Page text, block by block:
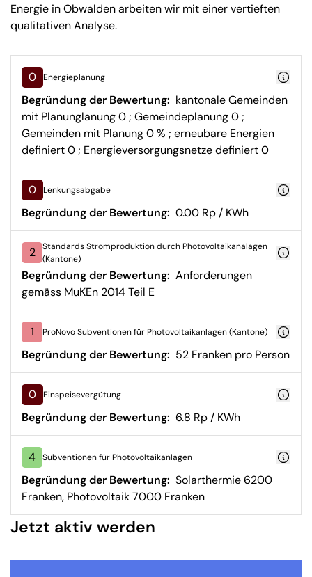
Energie in Obwalden arbeiten wir mit einer vertieften
qualitativen Analyse.
0 Energieplanung
Begründung der Bewertung: kantonale Gemeinden
mit Planunglanung 0 ; Gemeindeplanung 0 ;
Gemeinden mit Planung 0 % ; erneubare Energien
definiert 0 ; Energieversorgungsnetze definiert 0
0 Lenkungsabgabe
Begründung der Bewertung: 0.00 Rp / KWh
2
Standards Stromproduktion durch Photovoltaikanalagen
(Kantone)
Begründung der Bewertung: Anforderungen
gemäss MuKEn 2014 Teil E
1 ProNovo Subventionen für Photovoltaikanlagen (Kantone)
Begründung der Bewertung: 52 Franken pro Person
0 Einspeisevergütung
Begründung der Bewertung: 6.8 Rp / KWh
4 Subventionen für Photovoltaikanlagen
Begründung der Bewertung: Solarthermie 6200
Franken, Photovoltaik 7000 Franken
Jetzt aktiv werden